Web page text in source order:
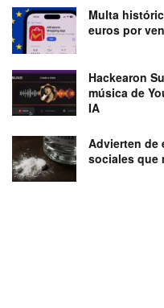
Multa
euros por
Hackearon
música de
IA
Advierten de
sociales que